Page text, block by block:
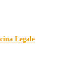
Legale